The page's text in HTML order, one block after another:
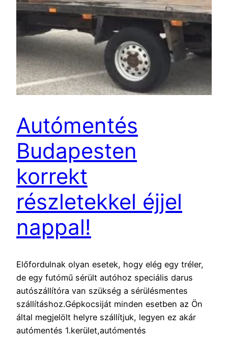
Autómentés
Budapesten
korrekt
részletekkel éjjel
nappal!
Előfordulnak olyan esetek, hogy elég egy tréler,
de egy futómű sérült autóhoz speciális darus
autószállítóra van szükség a sérülésmentes
szállításhoz.Gépkocsiját minden esetben az Ön
által megjelölt helyre szállítjuk, legyen ez akár
autómentés 1.kerület,autómentés